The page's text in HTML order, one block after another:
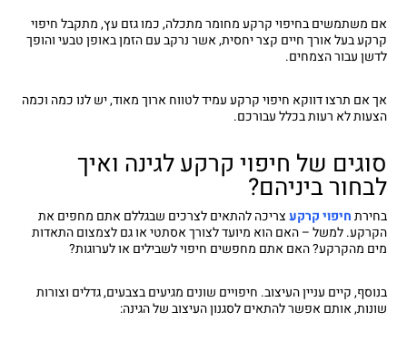
אם משתמשים בחיפוי קרקע מחומר מתכלה, כמו גזם עץ, מתקבל חיפוי
קרקע בעל אורך חיים קצר יחסית, אשר נרקב עם הזמן באופן טבעי והופך
לדשן עבור הצמחים.
אך אם תרצו דווקא חיפוי קרקע עמיד לטווח ארוך מאוד, יש לנו כמה וכמה
הצעות לא רעות בכלל עבורכם.
סוגים של חיפוי קרקע לגינה ואיך
לבחור ביניהם?
בחירתחיפוי קרקעצריכה להתאים לצרכים שבגללם אתם מחפים את
הקרקע. למשל – האם הוא מיועד לצורך אסתטי או גם לצמצום התאדות
מים מהקרקע? האם אתם מחפשים חיפוי לשבילים או לערוגות?
בנוסף, קיים עניין העיצוב. חיפויים שונים מגיעים בצבעים, גדלים וצורות
שונות, אותם אפשר להתאים לסגנון העיצוב של הגינה: